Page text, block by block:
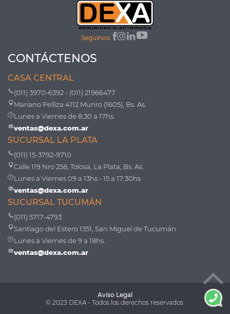
Seguinos:
CONTÁCTENOS
CASA CENTRAL
(011) 3970-6392 - (011) 21966477
Mariano Pelliza 4112 Munro (1605), Bs. As.
Lunes a Viernes de 8:30 a 17hs.
ventas@dexa.com.ar
SUCURSAL LA PLATA
(011) 15-3792-9710
Calle 119 Nro 258, Tolosa, La Plata, Bs. As.
Lunes a Viernes 09 a 13hs - 15 a 17:30hs
ventas@dexa.com.ar
SUCURSAL TUCUMÁN
(011) 5717-4793
Santiago del Estero 1351, San Miguel de Tucumán
Lunes a Viernes de 9 a 18hs.
ventas@dexa.com.ar
Aviso Legal
© 2023 DEXA - Todos los derechos reservados.